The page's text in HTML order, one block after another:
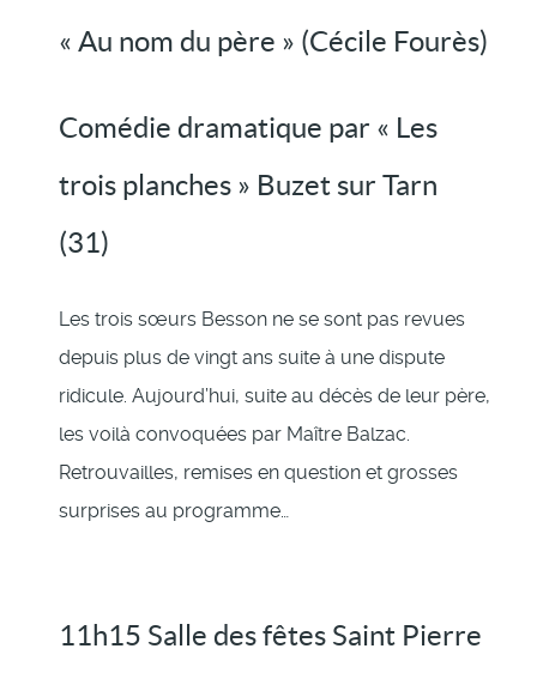
« Au nom du père » (Cécile Fourès)
Comédie dramatique par « Les
trois planches » Buzet sur Tarn
(31)
Les trois sœurs Besson ne se sont pas revues
depuis plus de vingt ans suite à une dispute
ridicule. Aujourd’hui, suite au décès de leur père,
les voilà convoquées par Maître Balzac.
Retrouvailles, remises en question et grosses
surprises au programme…
11h15 Salle des fêtes Saint Pierre